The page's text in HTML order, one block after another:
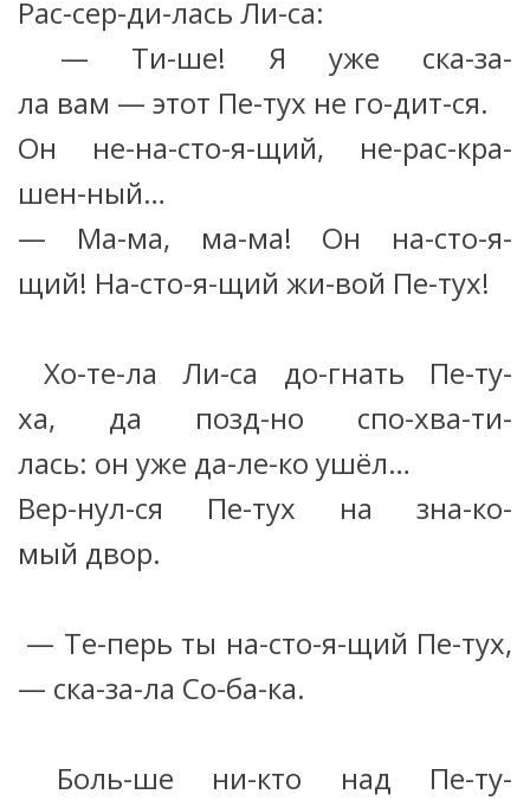
Рас-сер-ди-лась Ли-са:
— Ти-ше! Я уже ска-за-
ла вам — этот Пе-тух не го-дит-ся.
Он не-на-сто-я-щий, не-рас-кра-
шен-ный…
— Ма-ма, ма-ма! Он на-сто-я-
щий! На-сто-я-щий жи-вой Пе-тух!
Хо-те-ла Ли-са до-гнать Пе-ту-
ха, да позд-но спо-хва-ти-
лась: он уже да-ле-ко ушёл…
Вер-нул-ся Пе-тух на зна-ко-
мый двор.
— Те-перь ты на-сто-я-щий Пе-тух,
— ска-за-ла Со-ба-ка.
Боль-ше ни-кто над Пе-ту-